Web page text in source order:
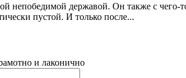
непобедимой державой. Он также с чего-
пустой. И только после...
и лаконично